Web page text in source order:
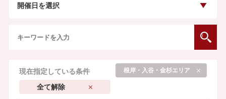
開催日を選択
現在指定している条件 根岸・入谷・金杉エリア
全て解除